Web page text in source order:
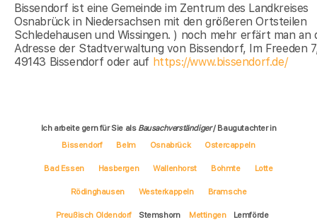
Bissendorf ist eine Gemeinde im Zentrum des Landkreises
Osnabrück in Niedersachsen mit den größeren Ortsteilen
Schledehausen und Wissingen. ) noch mehr erfärt man an
Adresse der Stadtverwaltung von Bissendorf, Im Freeden
49143 Bissendorf oder auf https://www.bissendorf.de/
Ich arbeite gern für Sie als Bausachverständiger/ Baugutachter in
Bissendorf
Belm Osnabrück Ostercappeln
Bad Essen Hasbergen Wallenhorst Bohmte Lotte
Rödinghausen Westerkappeln Bramsche
Preußisch Oldendorf Stemshorn Mettingen Lemförde